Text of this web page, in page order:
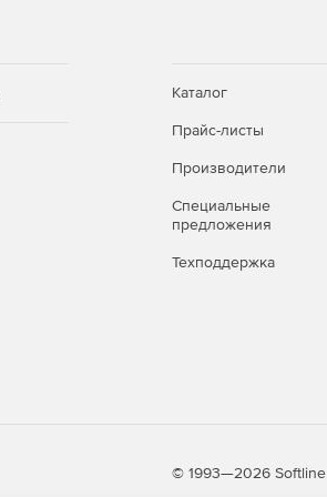
Каталог
Прайс-листы
Производители
Специальные
предложения
Техподдержка
© 1993—2026 Softline